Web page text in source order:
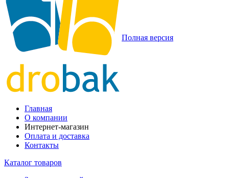
Полная версия
Главная
О компании
Интернет-магазин
Оплата и доставка
Контакты
Каталог товаров